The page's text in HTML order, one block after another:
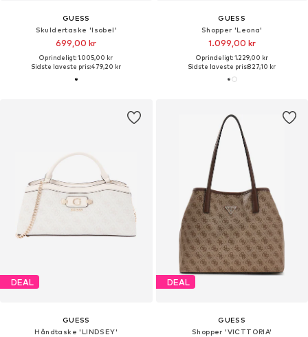
GUESS
Skuldertaske 'Isobel'
699,00 kr
Oprindeligt: 1.005,00 kr
Sidste laveste pris:479,20 kr
GUESS
Shopper 'Leona'
1.099,00 kr
Oprindeligt: 1.229,00 kr
Sidste laveste pris:827,10 kr
DEAL
GUESS
Håndtaske 'LINDSEY'
DEAL
GUESS
Shopper 'VICTTORIA'